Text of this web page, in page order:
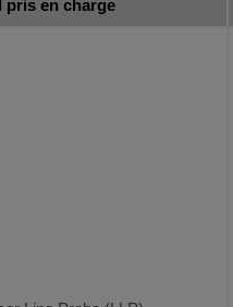
pris en charge